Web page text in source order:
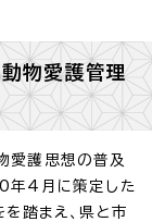
物愛護管理
愛護思想の普及
年4月に策定した
を踏まえ、県と市